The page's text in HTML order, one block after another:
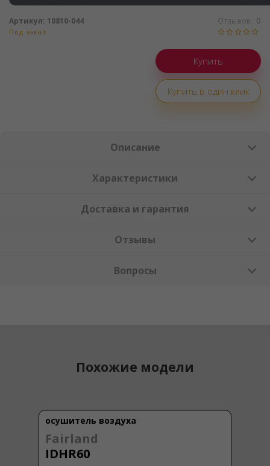
Под заказ
Отзывов: 0
Артикул: 10810-044
Купить в один клик
Описание
Характеристики
Доставка и гарантия
Отзывы
Вопросы
Похожие модели
осушитель воздуха
Fairland
IDHR60